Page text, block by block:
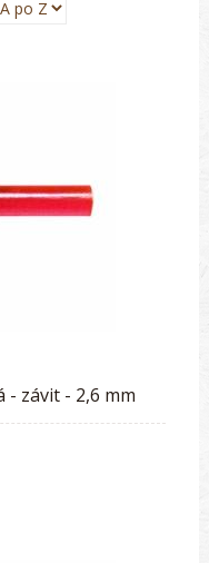
závit - 2,6 mm